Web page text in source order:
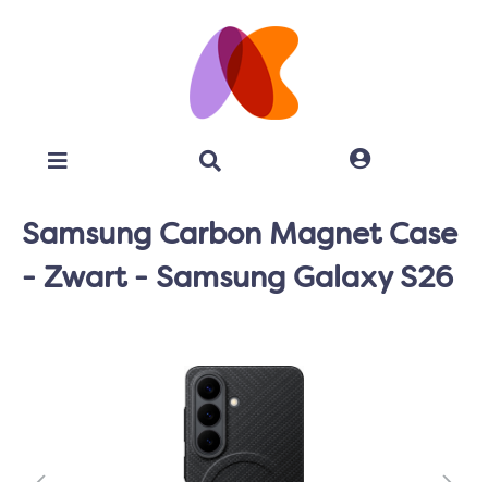
Samsung Carbon Magnet Case
- Zwart - Samsung Galaxy S26